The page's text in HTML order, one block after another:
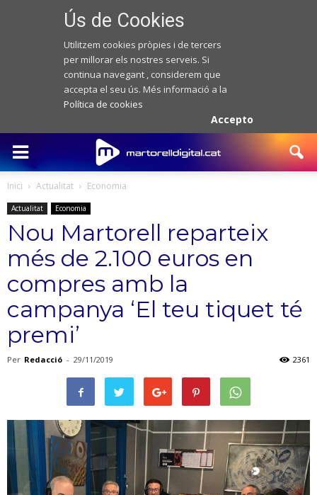
Ús de Cookies
Utilitzem cookies pròpies i de tercers
per millorar els nostres serveis. Si
continua navegant , considerem que
accepta el seu ús. Més informació a la
Política de cookies
Accepto
Inici Actualitat Economia
Actualitat Economia
Nou Martorell reparteix
més de 2.100 euros en
compres amb la
campanya ‘El teu tiquet té
premi’
Per Redacció - 29/11/2019 2361